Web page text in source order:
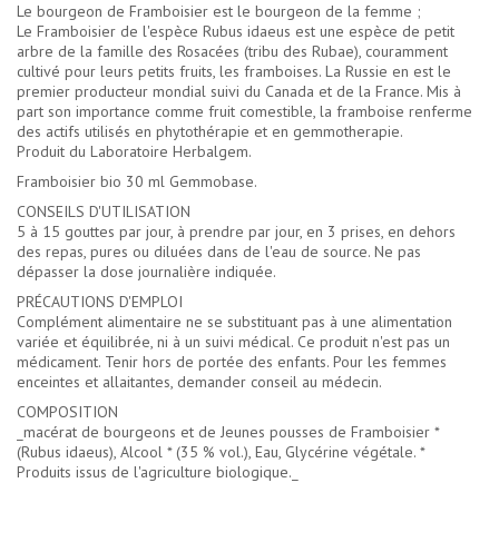
Le bourgeon de Framboisier est le bourgeon de la femme ;
Le Framboisier de l'espèce Rubus idaeus est une espèce de petit
arbre de la famille des Rosacées (tribu des Rubae), couramment
cultivé pour leurs petits fruits, les framboises. La Russie en est le
premier producteur mondial suivi du Canada et de la France. Mis à
part son importance comme fruit comestible, la framboise renferme
des actifs utilisés en phytothérapie et en gemmotherapie.
Produit du Laboratoire Herbalgem.
Framboisier bio 30 ml Gemmobase.
CONSEILS D'UTILISATION
5 à 15 gouttes par jour, à prendre par jour, en 3 prises, en dehors
des repas, pures ou diluées dans de l'eau de source. Ne pas
dépasser la dose journalière indiquée.
PRÉCAUTIONS D'EMPLOI
Complément alimentaire ne se substituant pas à une alimentation
variée et équilibrée, ni à un suivi médical. Ce produit n'est pas un
médicament. Tenir hors de portée des enfants. Pour les femmes
enceintes et allaitantes, demander conseil au médecin.
COMPOSITION
_macérat de bourgeons et de Jeunes pousses de Framboisier *
(Rubus idaeus), Alcool * (35 % vol.), Eau, Glycérine végétale. *
Produits issus de l'agriculture biologique._